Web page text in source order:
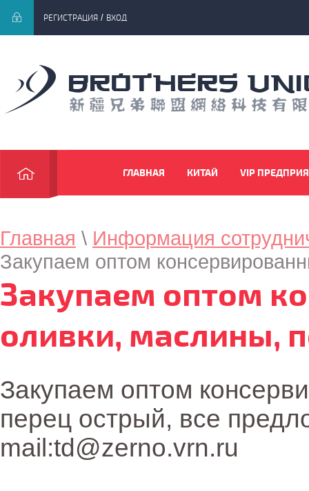
РЕГИСТРАЦИЯ / ВХОД
brothers
ГЛАВНАЯ КИТАЙ VIP
Главная \ Информация
Закупаем оптом
Закупаем оптом
оливки, маслины,
Закупаем оптом
перец острый, все
mail:td@zerno.vrn.ru